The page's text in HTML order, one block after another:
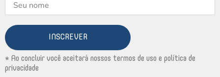
INSCREVER
* Ao concluir você aceitará nossos termos de uso e política de
privacidade